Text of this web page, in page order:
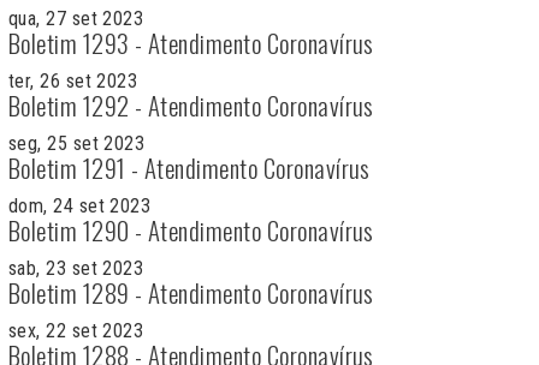
qua, 27 set 2023
Boletim 1293 - Atendimento Coronavírus
ter, 26 set 2023
Boletim 1292 - Atendimento Coronavírus
seg, 25 set 2023
Boletim 1291 - Atendimento Coronavírus
dom, 24 set 2023
Boletim 1290 - Atendimento Coronavírus
sab, 23 set 2023
Boletim 1289 - Atendimento Coronavírus
sex, 22 set 2023
Boletim 1288 - Atendimento Coronavírus